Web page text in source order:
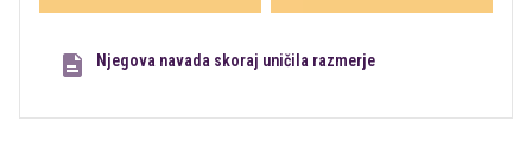
Njegova navada skoraj uničila razmerje